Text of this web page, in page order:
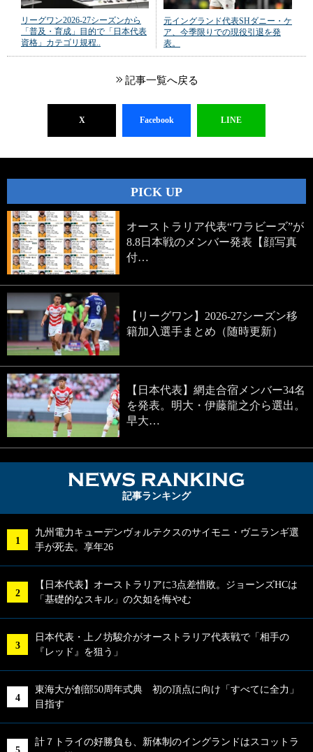
リーグワン2026-27シーズンから
「普及・育成」目的で「日本代表
資格」カテゴリ規程..
元イングランド代表SHダニー・ケ
ア、今季限りでの現役引退を発
表。
記事一覧へ戻る
X Facebook LINE
PICK UP
オーストラリア代表“ワラビーズ”が
8.8日本戦のメンバー発表【顔写真
付…
【リーグワン】2026-27シーズン移
籍加入選手まとめ（随時更新）
【日本代表】網走合宿メンバー34名
を発表。明大・伊藤龍之介ら選出。
早大…
記事ランキング
九州電力キューデンヴォルテクスのサイモニ・ヴニランギ選
手が死去。享年26
【日本代表】オーストラリアに3点差惜敗。ジョーンズHCは
「基礎的なスキル」の欠如を悔やむ
日本代表・上ノ坊駿介がオーストラリア代表戦で「相手の
『レッド』を狙う」
東海大が創部50周年式典 初の頂点に向け「すべてに全力」
目指す
計７トライの好勝負も、新体制のイングランドはスコットラ